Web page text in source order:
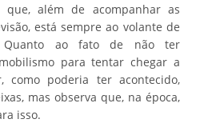
que, além de acompanhar as
está sempre ao volante de
Quanto ao fato de não ter
para tentar chegar a
como poderia ter acontecido,
mas observa que, na época,
isso.